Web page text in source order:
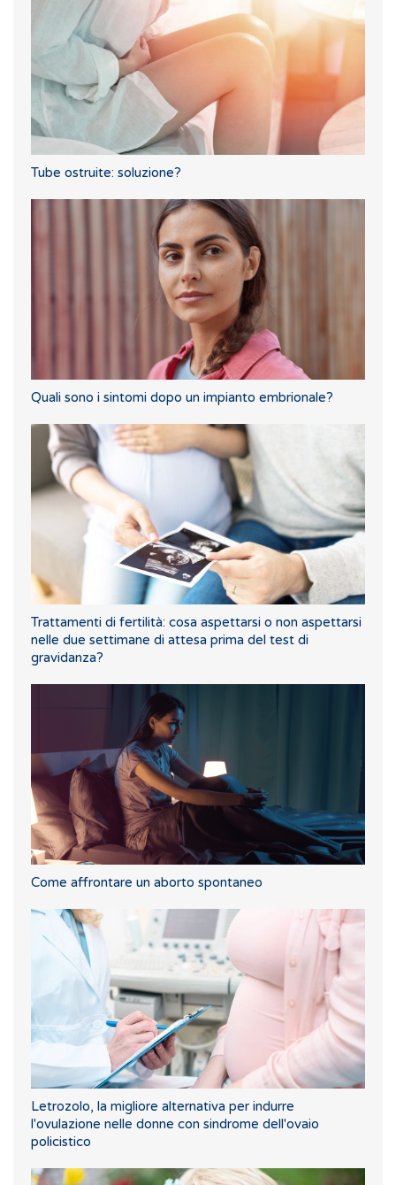
Tube ostruite: soluzione?
Quali sono i sintomi dopo un impianto embrionale?
Trattamenti di fertilità: cosa aspettarsi o non aspettarsi
nelle due settimane di attesa prima del test di
gravidanza?
Come affrontare un aborto spontaneo
Letrozolo, la migliore alternativa per indurre
l'ovulazione nelle donne con sindrome dell'ovaio
policistico